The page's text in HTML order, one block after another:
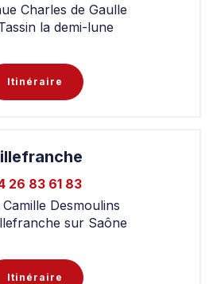
Charles de Gaulle
la demi-lune
Itinéraire
26 83 61 83‬
Camille Desmoulins
sur Saône
Itinéraire